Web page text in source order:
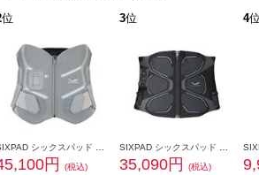
位
円 (税込)
3位
35,090円 (税込)
4